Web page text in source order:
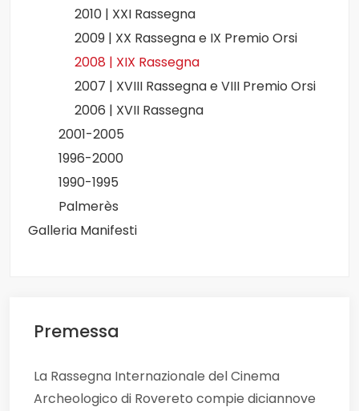
2010 | XXI Rassegna
2009 | XX Rassegna e IX Premio Orsi
2008 | XIX Rassegna
2007 | XVIII Rassegna e VIII Premio Orsi
2006 | XVII Rassegna
2001-2005
1996-2000
1990-1995
Palmerès
Galleria Manifesti
Premessa
La Rassegna Internazionale del Cinema
Archeologico di Rovereto compie diciannove